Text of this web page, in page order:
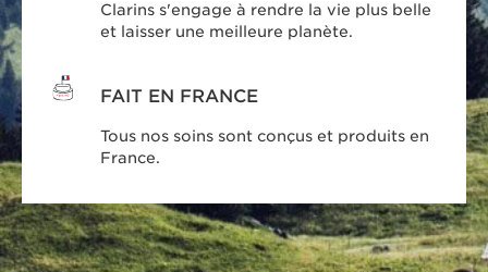
Clarins s'engage à rendre la vie plus belle
et laisser une meilleure planète.
FAIT EN FRANCE
Tous nos soins sont conçus et produits en
France.